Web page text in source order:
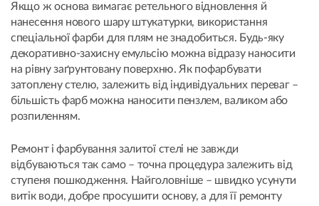
Якщо ж основа вимагає ретельного відновлення й
нанесення нового шару штукатурки, використання
спеціальної фарби для плям не знадобиться. Будь-яку
декоративно-захисну емульсію можна відразу наносити
на рівну заґрунтовану поверхню. Як пофарбувати
затоплену стелю, залежить від індивідуальних переваг –
більшість фарб можна наносити пензлем, валиком або
розпиленням.
Ремонт і фарбування залитої стелі не завжди
відбуваються так само – точна процедура залежить від
ступеня пошкодження. Найголовніше – швидко усунути
витік води, добре просушити основу, а для її ремонту